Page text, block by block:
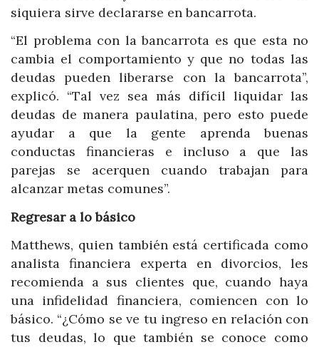
siquiera sirve declararse en bancarrota.
“El problema con la bancarrota es que esta no
cambia el comportamiento y que no todas las
deudas pueden liberarse con la bancarrota”,
explicó. “Tal vez sea más difícil liquidar las
deudas de manera paulatina, pero esto puede
ayudar a que la gente aprenda buenas
conductas financieras e incluso a que las
parejas se acerquen cuando trabajan para
alcanzar metas comunes”.
Regresar a lo básico
Matthews, quien también está certificada como
analista financiera experta en divorcios, les
recomienda a sus clientes que, cuando haya
una infidelidad financiera, comiencen con lo
básico. “¿Cómo se ve tu ingreso en relación con
tus deudas, lo que también se conoce como